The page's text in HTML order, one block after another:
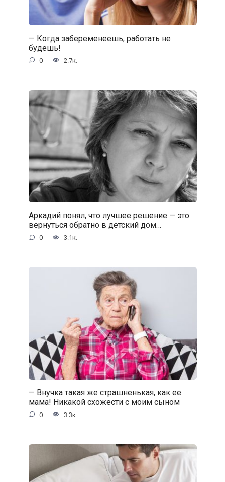
— Когда забеременеешь, работать не
будешь!
0 2.7к.
Аркадий понял, что лучшее решение — это
вернуться обратно в детский дом…
0 3.1к.
— Внучка такая же страшненькая, как ее
мама! Никакой схожести с моим сыном
0 3.3к.